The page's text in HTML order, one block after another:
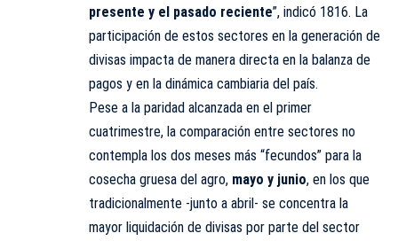
presente y el pasado reciente”, indicó 1816. La
participación de estos sectores en la generación de
divisas impacta de manera directa en la balanza de
pagos y en la dinámica cambiaria del país.
Pese a la paridad alcanzada en el primer
cuatrimestre, la comparación entre sectores no
contempla los dos meses más “fecundos” para la
cosecha gruesa del agro, mayo y junio, en los que
tradicionalmente -junto a abril- se concentra la
mayor liquidación de divisas por parte del sector